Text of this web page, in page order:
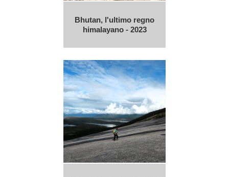
Bhutan, l'ultimo regno
himalayano - 2023